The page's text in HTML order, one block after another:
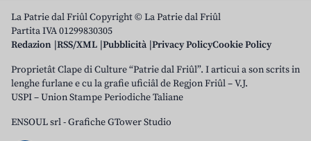
La Patrie dal Friûl Copyright © La Patrie dal Friûl
Partita IVA 01299830305
Redazion RSS/XML Pubblicità Privacy PolicyCookie Policy
Proprietât Clape di Culture “Patrie dal Friûl”. I articui a son scrits in
lenghe furlane e cu la grafie uficiâl de Regjon Friûl – V.J.
USPI – Union Stampe Periodiche Taliane
ENSOUL srl-Grafiche GTower Studio